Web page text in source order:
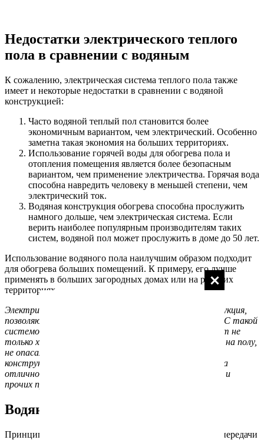
Недостатки электрического теплого
пола в сравнении с водяным
К сожалению, электрическая система теплого пола также
имеет и некоторые недостатки в сравнении с водяной
конструкцией:
Часто водяной теплый пол становится более
экономичным вариантом, чем электрический. Особенно
заметна такая экономия на больших территориях.
Использование горячей воды для обогрева пола и
отопления помещения является более безопасным
вариантом, чем применение электричества. Горячая вода
способна навредить человеку в меньшей степени, чем
электрический ток.
Водяная конструкция обогрева способна прослужить
намного дольше, чем электрическая система. Если
верить наиболее популярным производителям таких
систем, водяной пол может прослужить в доме до 50 лет.
Использование водяного пола наилучшим образом подходит
для обогрева больших помещений. К примеру, его лучше
применять в больших загородных домах или на рабочих
территориях.
Электрический пол — уникальная современная конструкция,
позволяющая создать в доме максимальный комфорт. С такой
системой ваш пол всегда будет теплым, что позволит не
только ходить босиком, но и позволять детям играть на полу,
не опасаясь, что их продует сквозняком. При этом
конструкция является абсолютно безопасной, система
отлично защищает все элементы от попадания воды и
прочих предметов.
Водяной теплый пол
Принцип работы водяного теплого пола, основан на передачи